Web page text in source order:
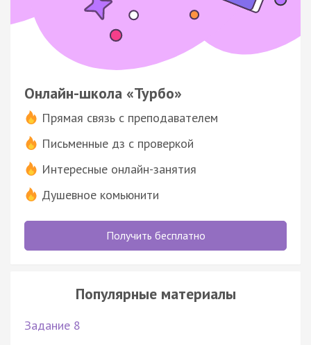
Онлайн-школа «Турбо»
Прямая связь с преподавателем
Письменные дз с проверкой
Интересные онлайн-занятия
Душевное комьюнити
Получить бесплатно
Популярные материалы
Задание 8